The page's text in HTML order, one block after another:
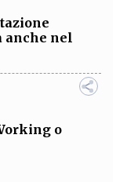
anche nel
o